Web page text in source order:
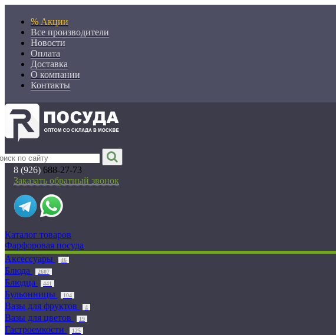
% Акции
Все производители
Новости
Оплата
Доставка
О компании
Контакты
8 (926) 688-27-73
Заказать обратный звонок
Каталог товаров
Фарфоровая посуда
Аксессуары
46
Блюда 2607
Блюдца 441
Бульонницы 104
Вазы для фруктов 4
Вазы для цветов 19
Гастроемкости 125